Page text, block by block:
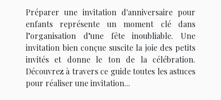
Préparer une invitation d'anniversaire pour
enfants représente un moment clé dans
l’organisation d’une fête inoubliable. Une
invitation bien conçue suscite la joie des petits
invités et donne le ton de la célébration.
Découvrez à travers ce guide toutes les astuces
pour réaliser une invitation...